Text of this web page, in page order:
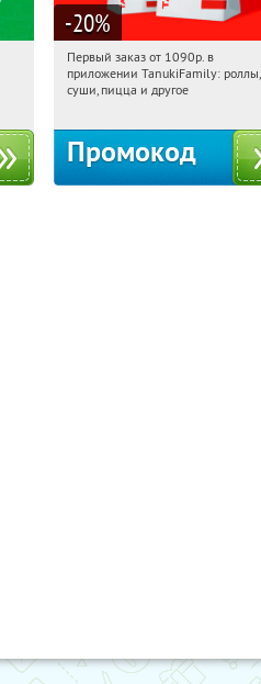
-20%
20:28:27 Получили:
Россия
Первый заказ от 1090р. в
приложении TanukiFamily: роллы,
суши, пицца и другое
Промокод